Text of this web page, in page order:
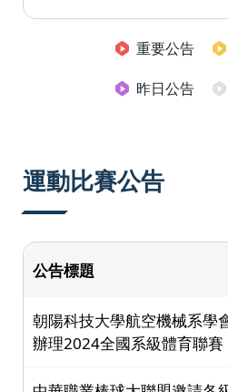
重要公告
昨日公告
運動比賽公告
公告標題
朝陽科技大學航空機械系學
辦理2024全國系級體育聯賽